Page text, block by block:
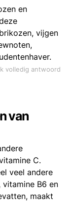
en
vijgen
volledig antwoord
van
C.
veel andere
B6 en
maakt